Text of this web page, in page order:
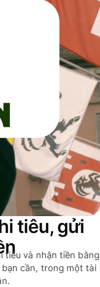
tiêu, gửi
tiêu và nhận tiền bằng
cần, trong một tài